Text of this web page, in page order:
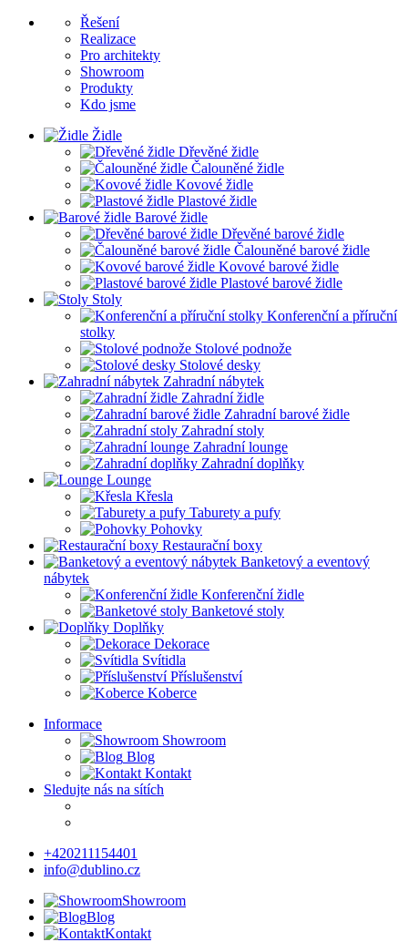
Řešení
Realizace
Pro architekty
Showroom
Produkty
Kdo jsme
Židle
Dřevěné židle
Čalouněné židle
Kovové židle
Plastové židle
Barové židle
Dřevěné barové židle
Čalouněné barové židle
Kovové barové židle
Plastové barové židle
Stoly
Konferenční a příruční
stolky
Stolové podnože
Stolové desky
Zahradní nábytek
Zahradní židle
Zahradní barové židle
Zahradní stoly
Zahradní lounge
Zahradní doplňky
Lounge
Křesla
Taburety a pufy
Pohovky
Restaurační boxy
Banketový a eventový
nábytek
Konferenční židle
Banketové stoly
Doplňky
Dekorace
Svítidla
Příslušenství
Koberce
Informace
Showroom
Blog
Kontakt
Sledujte nás na sítích
+420211154401
info@dublino.cz
Showroom
Blog
Kontakt